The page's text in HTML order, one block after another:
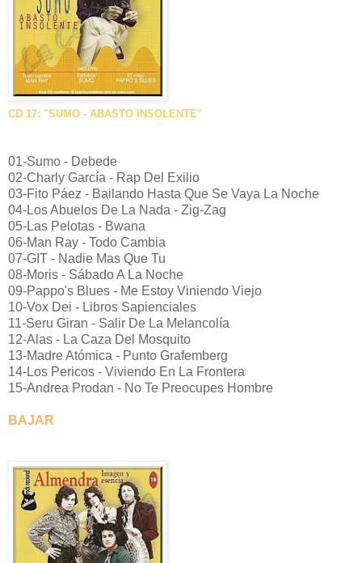
CD 17: "SUMO - ABASTO INSOLENTE"
01-Sumo - Debede
02-Charly García - Rap Del Exilio
03-Fito Páez - Bailando Hasta Que Se Vaya La Noche
04-Los Abuelos De La Nada - Zig-Zag
05-Las Pelotas - Bwana
06-Man Ray - Todo Cambia
07-GIT - Nadie Mas Que Tu
08-Moris - Sábado A La Noche
09-Pappo's Blues - Me Estoy Viniendo Viejo
10-Vox Dei - Libros Sapienciales
11-Seru Giran - Salir De La Melancolía
12-Alas - La Caza Del Mosquito
13-Madre Atómica - Punto Grafemberg
14-Los Pericos - Viviendo En La Frontera
15-Andrea Prodan - No Te Preocupes Hombre
BAJAR